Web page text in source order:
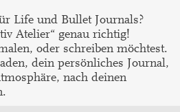
Life und Bullet Journals?
Atelier“ genau richtig!
oder schreiben möchtest.
dein persönliches Journal,
nach deinen